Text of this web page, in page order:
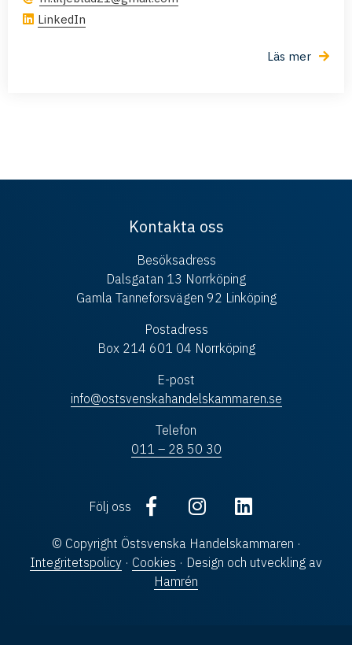
LinkedIn
Läs mer
Kontakta oss
Besöksadress
Dalsgatan 13 Norrköping
Gamla Tanneforsvägen 92 Linköping
Postadress
Box 214 601 04 Norrköping
E-post
info@ostsvenskahandelskammaren.se
Telefon
011 – 28 50 30
Följ oss
© Copyright Östsvenska Handelskammaren ·
Integritetspolicy · Cookies · Design och utveckling av
Hamrén